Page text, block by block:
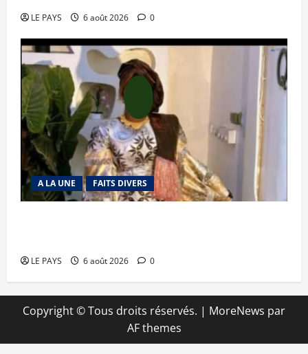
LE PAYS 6 août 2026 0
A LA UNE FAITS DIVERS
LE PAYS 6 août 2026 0
Copyright © Tous droits réservés. | MoreNews par
AF themes